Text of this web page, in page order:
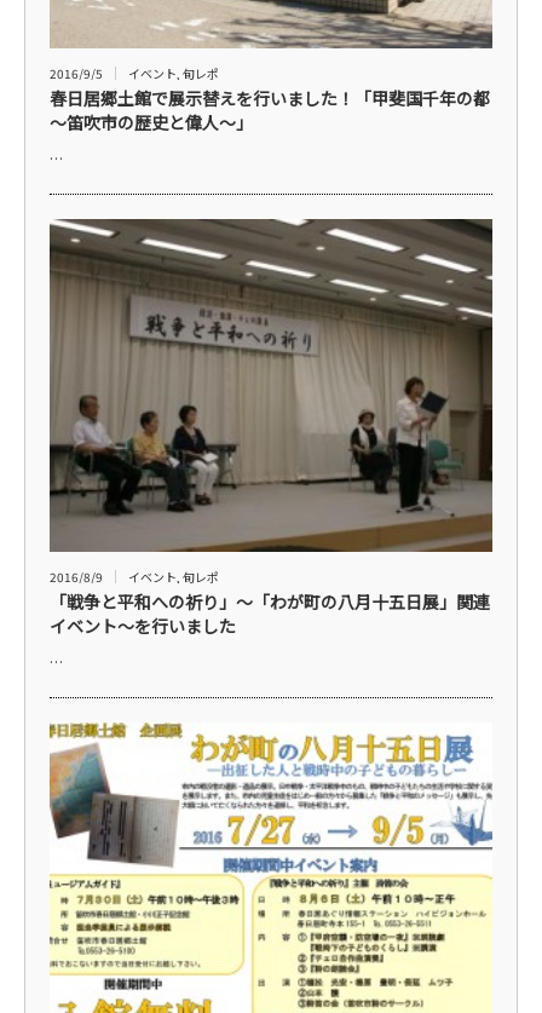
2016/9/5 イベント, 旬レポ
春日居郷土館で展示替えを行いました！「甲斐国千年の都
～笛吹市の歴史と偉人～」
…
2016/8/9 イベント 旬レポ
「戦争と平和への祈り」～「わが町の八月十五日展」関連
イベント～を行いました
…